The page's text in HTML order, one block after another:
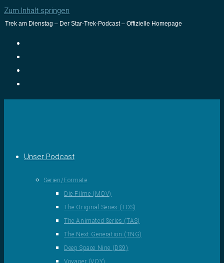
Zum Inhalt springen
Trek am Dienstag – Der Star-Trek-Podcast – Offizielle Homepage
Unser Podcast
Serien/Formate
Die Filme (MOV)
The Original Series (TOS)
The Animated Series (TAS)
The Next Generation (TNG)
Deep Space Nine (DS9)
Voyager (VOY)